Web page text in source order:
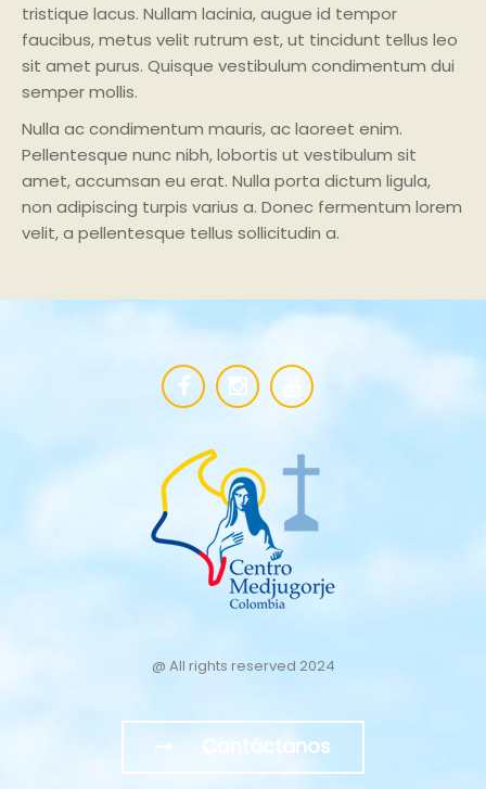
tristique lacus. Nullam lacinia, augue id tempor
faucibus, metus velit rutrum est, ut tincidunt tellus leo
sit amet purus. Quisque vestibulum condimentum dui
semper mollis.
Nulla ac condimentum mauris, ac laoreet enim.
Pellentesque nunc nibh, lobortis ut vestibulum sit
amet, accumsan eu erat. Nulla porta dictum ligula,
non adipiscing turpis varius a. Donec fermentum lorem
velit, a pellentesque tellus sollicitudin a.
@ All rights reserved 2024
Contáctanos